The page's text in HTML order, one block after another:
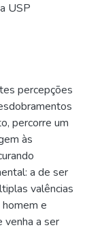
USP
percepções
percorre um
às
a de ser
valências
e
venha a ser